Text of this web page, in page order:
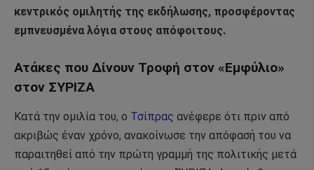
κεντρικός ομιλητής της εκδήλωσης, προσφέροντας
εμπνευσμένα λόγια στους απόφοιτους.
Ατάκες που Δίνουν Τροφή στον «Εμφύλιο»
στον ΣΥΡΙΖΑ
Κατά την ομιλία του, ο Τσίπρας ανέφερε ότι πριν από
ακριβώς έναν χρόνο, ανακοίνωσε την απόφασή του να
παραιτηθεί από την πρώτη γραμμή της πολιτικής μετά